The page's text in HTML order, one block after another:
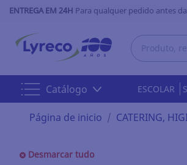
ENTREGA EM 24H Para qualquer pedido antes
Catálogo ESCOLAR
Página de inicio CATERING,
Desmarcar tudo